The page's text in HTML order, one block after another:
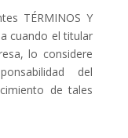
TÉRMINOS Y
cuando el titular
lo considere
del
de tales